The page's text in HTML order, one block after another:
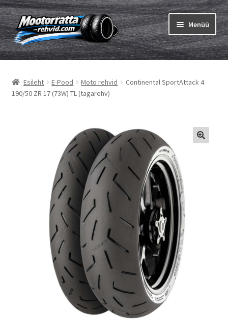
Liigu
navigeerimisele
Liigu
sisu
juurde
Menüü
Rehvid
Ava
Sisekumm
Ava
Ava
Esileht E-Pood Moto rehvid
Continental SportAttack 4
190/50 ZR 17 (73W) TL (tagarehv)